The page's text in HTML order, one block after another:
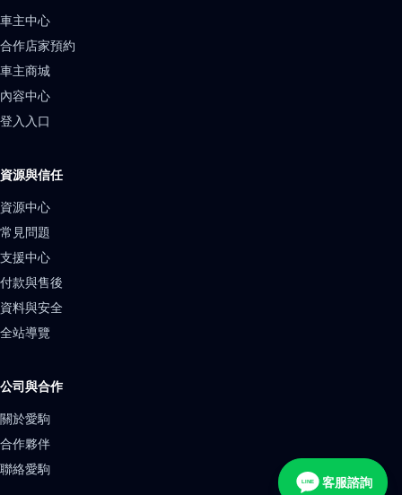
車主中心
合作店家預約
車主商城
內容中心
登入入口
資源與信任
資源中心
常見問題
支援中心
付款與售後
資料與安全
全站導覽
公司與合作
關於愛駒
合作夥伴
聯絡愛駒
LINE 客服諮詢